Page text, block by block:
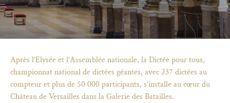
Après l’Elysée et l’Assemblée nationale, la Dictée pour tous,
championnat national de dictées géantes, avec 237 dictées au
compteur et plus de 50 000 participants, s’installe au cœur du
Château de Versailles dans la Galerie des Batailles.